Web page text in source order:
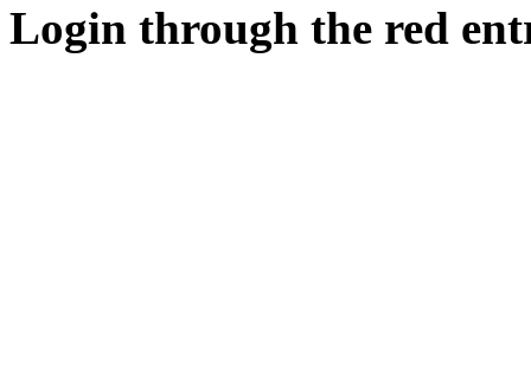
Login through the red